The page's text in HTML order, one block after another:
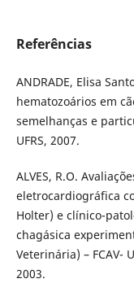
Referências
ANDRADE, Elisa
hematozoários em
semelhanças e
UFRS, 2007.
ALVES, R.O.
eletrocardiográfica
Holter) e clínico-
chagásica
Veterinária) – FCAV-
2003.